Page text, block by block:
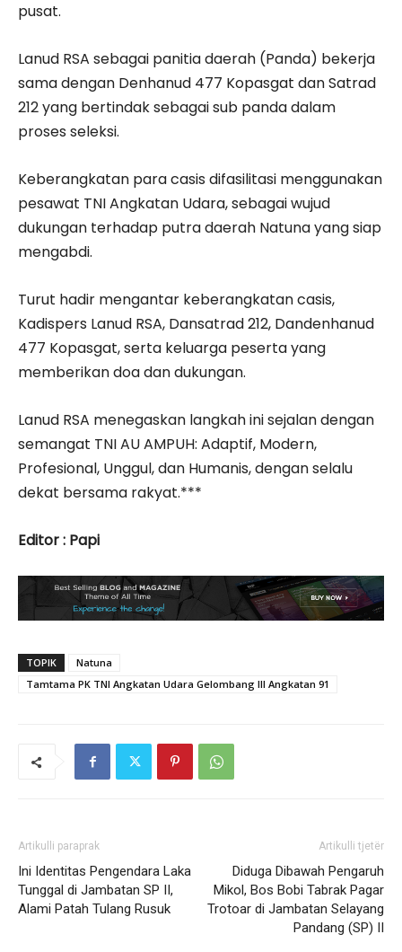
pusat.
Lanud RSA sebagai panitia daerah (Panda) bekerja
sama dengan Denhanud 477 Kopasgat dan Satrad
212 yang bertindak sebagai sub panda dalam
proses seleksi.
Keberangkatan para casis difasilitasi menggunakan
pesawat TNI Angkatan Udara, sebagai wujud
dukungan terhadap putra daerah Natuna yang siap
mengabdi.
Turut hadir mengantar keberangkatan casis,
Kadispers Lanud RSA, Dansatrad 212, Dandenhanud
477 Kopasgat, serta keluarga peserta yang
memberikan doa dan dukungan.
Lanud RSA menegaskan langkah ini sejalan dengan
semangat TNI AU AMPUH: Adaptif, Modern,
Profesional, Unggul, dan Humanis, dengan selalu
dekat bersama rakyat.***
Editor : Papi
TOPIK
Natuna
Tamtama PK TNI Angkatan Udara Gelombang III Angkatan 91
Artikulli paraprak
Ini Identitas Pengendara Laka
Tunggal di Jambatan SP II,
Alami Patah Tulang Rusuk
Artikulli tjetër
Diduga Dibawah Pengaruh
Mikol, Bos Bobi Tabrak Pagar
Trotoar di Jambatan Selayang
Pandang (SP) II